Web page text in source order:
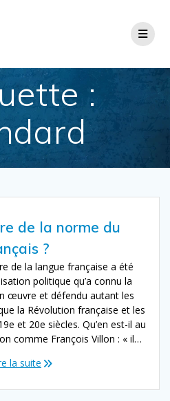
:
de la norme du
?
de la langue française a été
politique qu’a connu la
œuvre et défendu autant les
la Révolution française et les
et 20e siècles. Qu’en est-il au
comme François Villon : « il…
la suite